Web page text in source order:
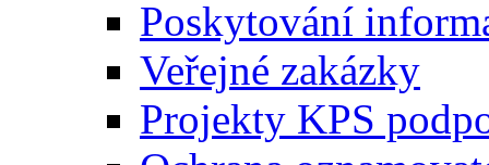
Poskytování
Veřejné zakázky
Projekty KPS